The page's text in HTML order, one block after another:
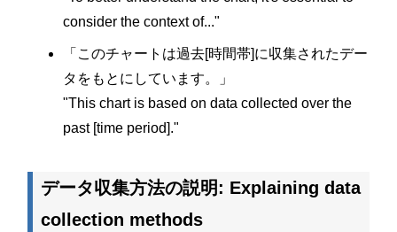
consider the context of..."
「このチャートは過去[時間帯]に収集されたデー
タをもとにしています。」
"This chart is based on data collected over the
past [time period]."
データ収集方法の説明: Explaining data
collection methods